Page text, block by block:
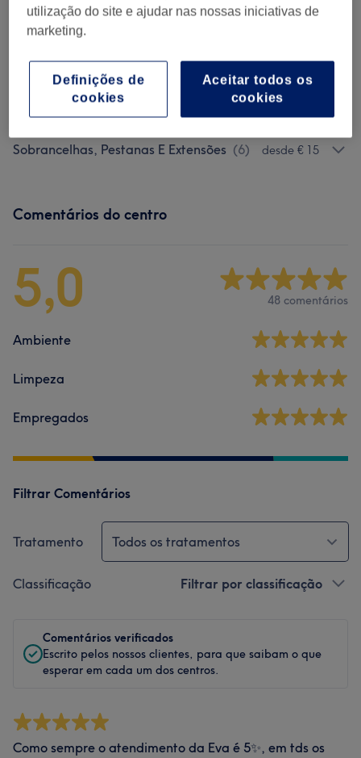
Tratamentos Faciais
Sobrancelhas (2
Sobrancelhas, Pestanas E Extensões (6) desde € 15
Comentários do centro
5,0 48 comentários
Ambiente
Limpeza
Empregados
Filtrar Comentários
Tratamento Todos os tratamentos
Classificação Filtrar por classificação
Comentários verificados
Escrito pelos nossos clientes, para que saibam o que
esperar em cada um dos centros.
Como sempre o atendimento da Eva é 5✨, em tds os
utilização do site e ajudar nas nossas iniciativas de
marketing.
Aceitar todos os
cookies
Definições de
cookies